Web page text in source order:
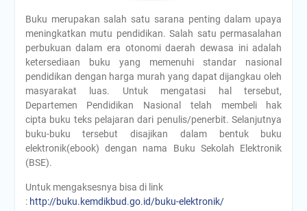
Buku merupakan salah satu sarana penting dalam upaya
meningkatkan mutu pendidikan. Salah satu permasalahan
perbukuan dalam era otonomi daerah dewasa ini adalah
ketersediaan buku yang memenuhi standar nasional
pendidikan dengan harga murah yang dapat dijangkau oleh
masyarakat luas. Untuk mengatasi hal tersebut,
Departemen Pendidikan Nasional telah membeli hak
cipta buku teks pelajaran dari penulis/penerbit. Selanjutnya
buku-buku tersebut disajikan dalam bentuk buku
elektronik(ebook) dengan nama Buku Sekolah Elektronik
(BSE).
Untuk mengaksesnya bisa di link
: http://buku.kemdikbud.go.id/buku-elektronik/